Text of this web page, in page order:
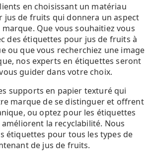
en choisissant un matériau
jus de fruits qui donnera un aspect
Que vous souhaitiez vous
des étiquettes pour jus de fruits à
ou que vous recherchiez une image
nos experts en étiquettes seront
guider dans votre choix.
supports en papier texturé qui
marque de se distinguer et offrent
ou optez pour les étiquettes
améliorent la recyclabilité. Nous
étiquettes pour tous les types de
de jus de fruits.